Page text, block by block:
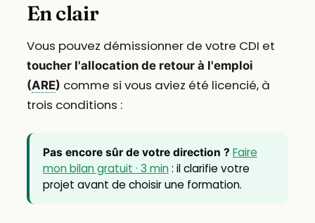
En clair
Vous pouvez démissionner de votre CDI et
toucher l'allocation de retour à l'emploi
(ARE) comme si vous aviez été licencié, à
trois conditions :
Pas encore sûr de votre direction ? Faire
mon bilan gratuit · 3 min: il clarifie votre
projet avant de choisir une formation.